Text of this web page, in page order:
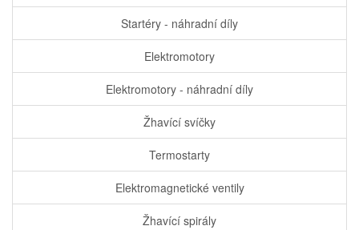
Startéry - náhradní díly
Elektromotory
Elektromotory - náhradní díly
Žhavící svíčky
Termostarty
Elektromagnetické ventily
Žhavící spirály